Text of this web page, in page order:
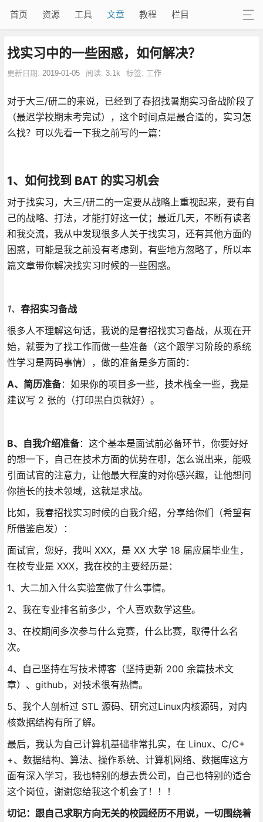
首页 资源 工具 文章 教程 栏目
找实习中的一些困惑，如何解决？
更新日期: 2019-01-05 阅读: 3.1k 标签: 工作
对于大三/研二的来说，已经到了春招找暑期实习备战阶段了
（最迟学校期末考完试），这个时间点是最合适的，实习怎
么找？可以先看一下我之前写的一篇：
1、 如何找到 BAT 的实习机会
对于找实习，大三/研二的一定要从战略上重视起来，要有自
己的战略、打法，才能打好这一仗；最近几天，不断有读者
和我交流，我从中发现很多人关于找实习，还有其他方面的
困惑，可能是我之前没有考虑到，有些地方忽略了，所以本
篇文章带你解决找实习时候的一些困惑。
1、 春招实习备战
很多人不理解这句话，我说的是春招找实习备战，从现在开
始，就要为了找工作而做一些准备（这个跟学习阶段的系统
性学习是两码事情），做的准备是多方面的：
A、 简历准备：如果你的项目多一些，技术栈全一些，我是
建议写 2 张的（打印黑白页就好）。
B、自我介绍准备：这个基本是面试前必备环节，你要好好
的想一下，自己在技术方面的优势在哪，怎么说出来，能吸
引面试官的注意力，让他最大程度的对你感兴趣，让他想问
你擅长的技术领域，这就是求战。
比如，我春招找实习时候的自我介绍，分享给你们（希望有
所借鉴启发）：
面试官，您好，我叫 XXX，是 XX 大学 18 届应届毕业生，
在校专业是 XXX，我在校的主要经历是：
1、大二加入什么实验室做了什么事情。
2、我在专业排名前多少，个人喜欢数学这些。
3、在校期间多次参与什么竞赛，什么比赛，取得什么名
次。
4、自己坚持在写技术博客（坚持更新 200 余篇技术文
章）、github，对技术很有热情。
5、我个人剖析过 STL 源码、研究过Linux内核源码，对内
核数据结构有所了解。
最后，我认为自己计算机基础非常扎实，在 Linux、C/C+
+、数据结构、算法、操作系统、计算机网络、数据库这方
面有深入学习，我也特别的想去贵公司，自己也特别的适合
这个岗位，谢谢您给我这个机会了！！！
切记：跟自己求职方向无关的校园经历不用说，一切围绕着